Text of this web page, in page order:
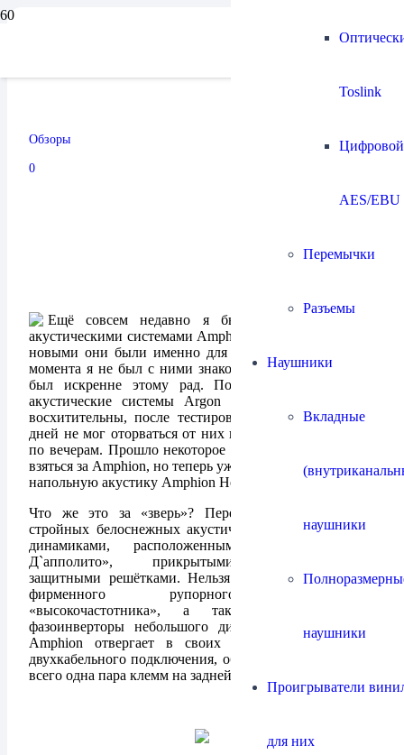
Toslink
Цифровой
AES/EBU
Перемычки
Разъемы
Наушники
Вкладные
наушники
наушники
Проигрыватели
для них
Акустические системы
Обзоры
0
Ещё совсем недавно я был очарован новыми
акустическими системами Amphion. По правде сказать,
новыми они были именно для меня, так как до того
момента я не был с ними знаком, но познакомившись
был искренне этому рад. Полочные и напольные
акустические системы Argon 3 и Argon 3L, были
восхитительны, после тестирования я ещё несколько
дней не мог оторваться от них и регулярно слушал их
по вечерам. Прошло некоторое время, и я снова готов
взяться за Amphion, но теперь уже за новый их продукт,
напольную акустику Amphion Helium 520.
Что же это за «зверь»? Передо мной стоит пара
стройных белоснежных акустических систем с тремя
динамиками, расположенными по «принципу
Д`апполито», прикрытыми металлическими
защитными решётками. Нельзя не отметить наличие
фирменного рупорного оформления
«высокочастотника», а также уже знакомые
фазоинверторы небольшого диаметра. По-прежнему,
Amphion отвергает в своих моделях возможность
двухкабельного подключения, об этом свидетельствует
всего одна пара клемм на задней панели.